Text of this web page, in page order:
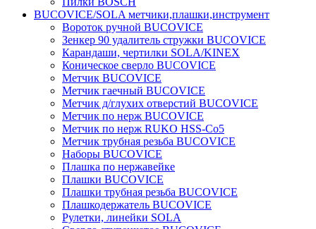
BUCOVICE/SOLA метчики,плашки,инструмент
Вороток ручной BUCOVICE
Зенкер 90 удалитель стружки BUCOVICE
Карандаши, чертилки SOLA/KINEX
Коническое сверло BUCOVICE
Метчик BUCOVICE
Метчик гаечный BUCOVICE
Метчик д/глухих отверстий BUCOVICE
Метчик по нерж BUCOVICE
Метчик по нерж RUKO HSS-Co5
Метчик трубная резьба BUCOVICE
Наборы BUCOVICE
Плашка по нержавейке
Плашки BUCOVICE
Плашки трубная резьба BUCOVICE
Плашкодержатель BUCOVICE
Рулетки, линейки SOLA